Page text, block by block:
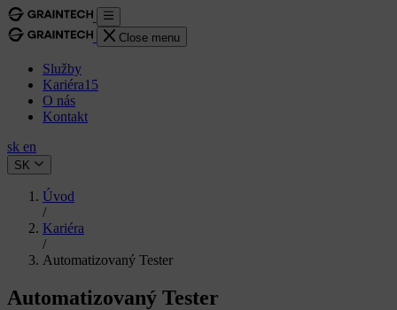
Close menu
Služby
Kariéra15
O nás
Kontakt
sk en
SK
Úvod
/
Kariéra
/
Automatizovaný Tester
Automatizovaný Tester